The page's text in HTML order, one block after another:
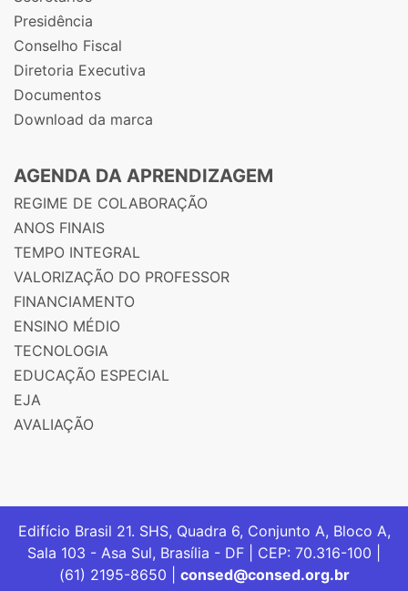
Presidência
Conselho Fiscal
Diretoria Executiva
Documentos
Download da marca
AGENDA DA APRENDIZAGEM
REGIME DE COLABORAÇÃO
ANOS FINAIS
TEMPO INTEGRAL
VALORIZAÇÃO DO PROFESSOR
FINANCIAMENTO
ENSINO MÉDIO
TECNOLOGIA
EDUCAÇÃO ESPECIAL
EJA
AVALIAÇÃO
Edifício Brasil 21. SHS, Quadra 6, Conjunto A, Bloco A,
Sala 103 - Asa Sul, Brasília - DF | CEP: 70.316-100 |
(61) 2195-8650 | consed@consed.org.br